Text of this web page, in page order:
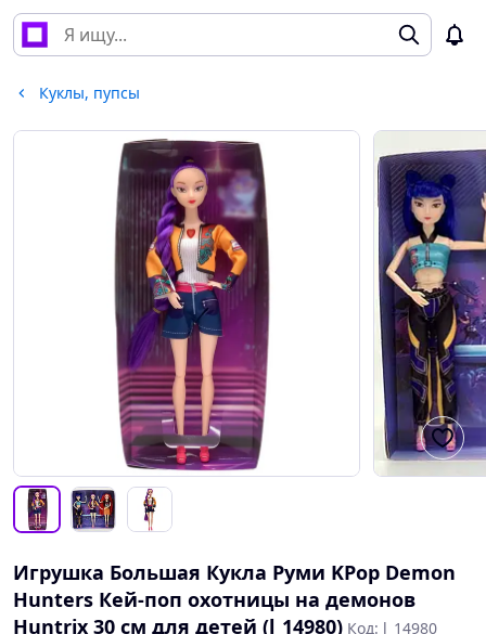
Куклы, пупсы
Игрушка Большая Кукла Руми KPop Demon
Hunters Кей-поп охотницы на демонов
Huntrix 30 см для детей (l_14980) Код: l_14980